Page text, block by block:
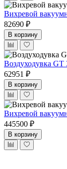
Вихревой
82690 ₽
В корзину
Воздуходувка
62951 ₽
В корзину
Вихревой
445500 ₽
В корзину